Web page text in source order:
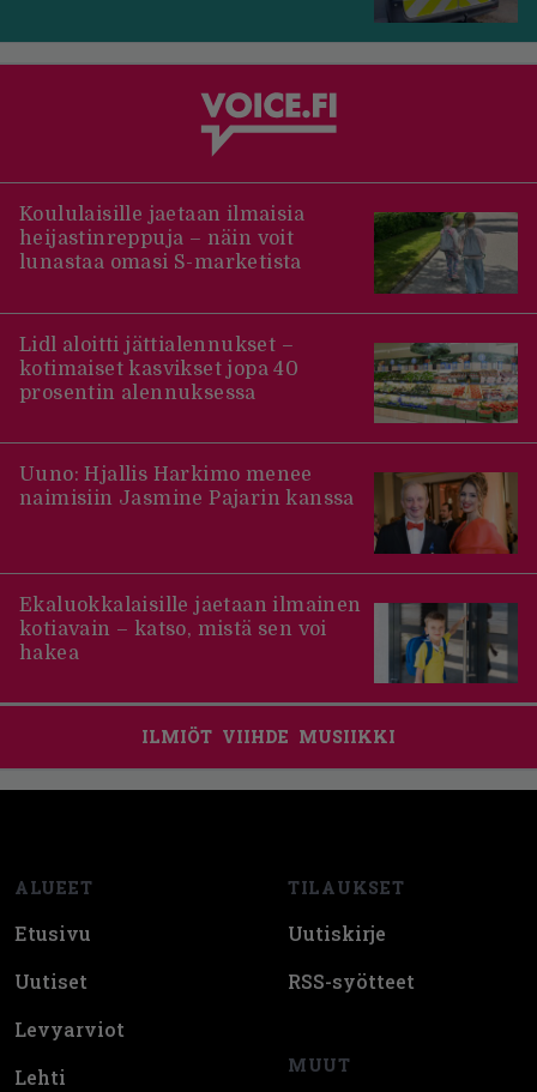
Koululaisille jaetaan ilmaisia
heijastinreppuja – näin voit
lunastaa omasi S-marketista
Lidl aloitti jättialennukset –
kotimaiset kasvikset jopa 40
prosentin alennuksessa
Uuno: Hjallis Harkimo menee
naimisiin Jasmine Pajarin kanssa
Ekaluokkalaisille jaetaan ilmainen
kotiavain – katso, mistä sen voi
hakea
ILMIÖT VIIHDE MUSIIKKI
ALUEET
Etusivu
Uutiset
Levyarviot
Lehti
TILAUKSET
Uutiskirje
RSS-syötteet
MUUT